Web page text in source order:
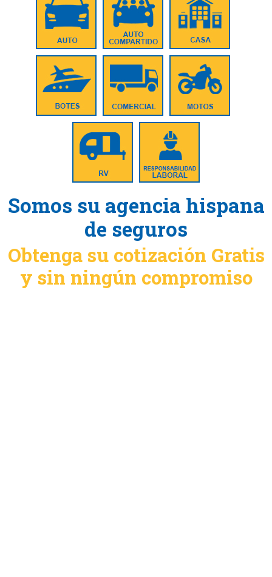
Somos su agencia hispana
de seguros
Obtenga su cotización Gratis
y sin ningún compromiso